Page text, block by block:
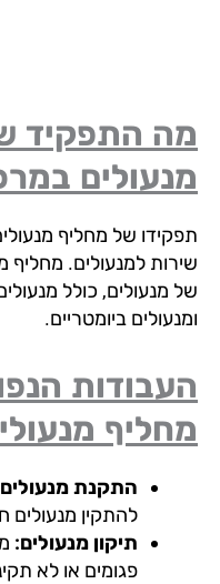
התפקיד של
של מחליף מנעולים
למנעולים. מחליף
מנעולים, כולל מנעולים
ביומטריים.
מנעולים:
התקנת מנעולים
להתקין מנעולים
תיקון מנעולים:מחליף
פגומים או לא תקינים.